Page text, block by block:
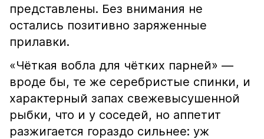
представлены. Без внимания не
остались позитивно заряженные
прилавки.
«Чёткая вобла для чётких парней» —
вроде бы, те же серебристые спинки, и
характерный запах свежевысушенной
рыбки, что и у соседей, но аппетит
разжигается гораздо сильнее: уж